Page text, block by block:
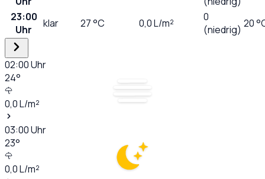
23:00
Uhr
klar 27°C 0,0L/m²
0
(niedrig) 20
02:00Uhr
24°
0,0L/m²
03:00Uhr
23°
0,0L/m²